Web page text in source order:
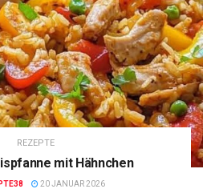
REZEPTE
mit Hähnchen
20 JANUAR 2026